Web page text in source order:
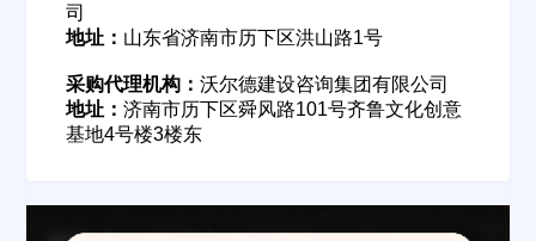
司
地址： 山东省济南市历下区洪山路1号
采购代理机构： 沃尔德建设咨询集团有限公司
地址： 济南市历下区舜风路101号齐鲁文化创意
基地4号楼3楼东
欢迎入驻供应商